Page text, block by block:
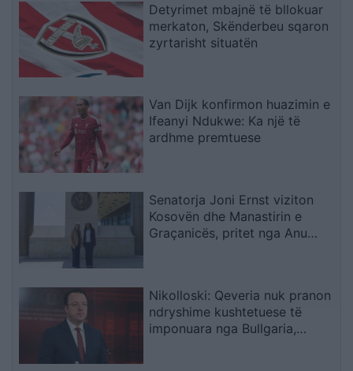
Detyrimet mbajnë të bllokuar
merkaton, Skënderbeu sqaron
zyrtarisht situatën
Van Dijk konfirmon huazimin e
Ifeanyi Ndukwe: Ka një të
ardhme premtuese
Senatorja Joni Ernst viziton
Kosovën dhe Manastirin e
Graçanicës, pritet nga Anu
Nikolloski: Qeveria nuk pranon
ndryshime kushtetuese të
imponuara nga Bullgaria,